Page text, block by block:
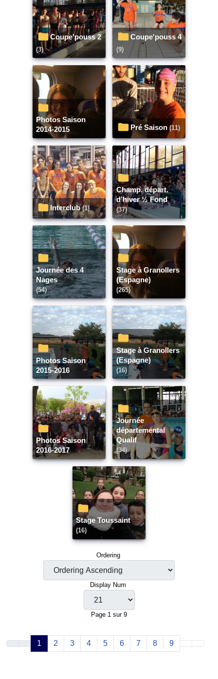
Coupe'pouss 2
(3)
Coupe'pouss 4
(9)
Photos Saison
2014-2015
Pré Saison (11)
Interclub (1)
Champ. départ.
d’hiver ½ Fond
(37)
Journée des 4
Nages
(54)
Stage à Granollers
(Espagne)
(265)
Photos Saison
2015-2016
Stage à Granollers
(Espagne)
(16)
Photos Saison
2016-2017
Journée
départemental
Qualif
(34)
Stage Toussaint
(16)
Ordering
Display Num
Page 1 sur 9
1 2 3 4 5 6 7 8 9